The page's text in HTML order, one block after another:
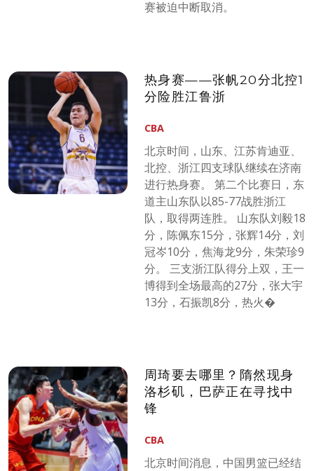
赛被迫中断取消。
热身赛——张帆20分北控1
分险胜江鲁浙
CBA
北京时间，山东、江苏肯迪亚、
北控、浙江四支球队继续在济南
进行热身赛。 第二个比赛日，东
道主山东队以85-77战胜浙江
队，取得两连胜。 山东队刘毅18
分，陈佩东15分，张辉14分，刘
冠岑10分，焦海龙9分，朱荣珍9
分。 三支浙江队得分上双，王一
博得到全场最高的27分，张大宇
13分，石振凯8分，热火�
周琦要去哪里？隋然现身
洛杉矶，巴萨正在寻找中
锋
CBA
北京时间消息，中国男篮已经结